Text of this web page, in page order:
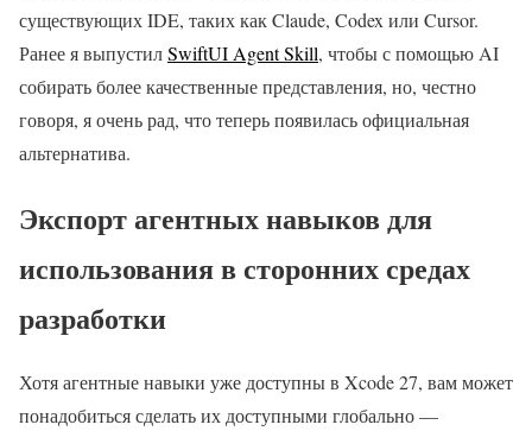
существующих IDE, таких как Claude, Codex или Cursor.
Ранее я выпустилSwiftUI Agent Skill, чтобы с помощью AI
собирать более качественные представления, но, честно
говоря, я очень рад, что теперь появилась официальная
альтернатива.
Экспорт агентных навыков для
использования в сторонних средах
разработки
Хотя агентные навыки уже доступны в Xcode 27, вам может
понадобиться сделать их доступными глобально —